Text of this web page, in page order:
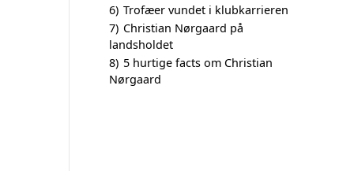
6) Trofæer vundet i klubkarrieren
7) Christian Nørgaard på
landsholdet
8) 5 hurtige facts om Christian
Nørgaard